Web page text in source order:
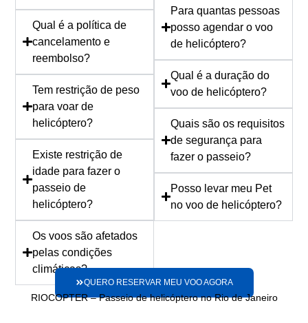
Qual é a política de
cancelamento e
reembolso?
Tem restrição de peso
para voar de
helicóptero?
Existe restrição de
idade para fazer o
passeio de
helicóptero?
Os voos são afetados
pelas condições
climáticas?
Para quantas pessoas
posso agendar o voo
de helicóptero?
Qual é a duração do
voo de helicóptero?
Quais são os requisitos
de segurança para
fazer o passeio?
Posso levar meu Pet
no voo de helicóptero?
QUERO RESERVAR MEU VOO AGORA
RIOCOPTER – Passeio de helicóptero no Rio de Janeiro